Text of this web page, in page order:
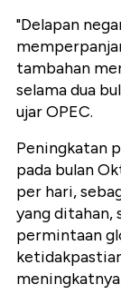
"Delapan
tambahan
selama dua
ujar OPEC.
Peningkatan
pada bulan
per hari,
yang ditahan,
permintaan